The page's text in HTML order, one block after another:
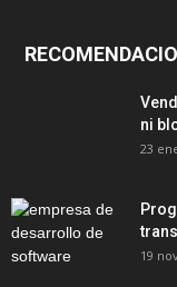
ni
23
19